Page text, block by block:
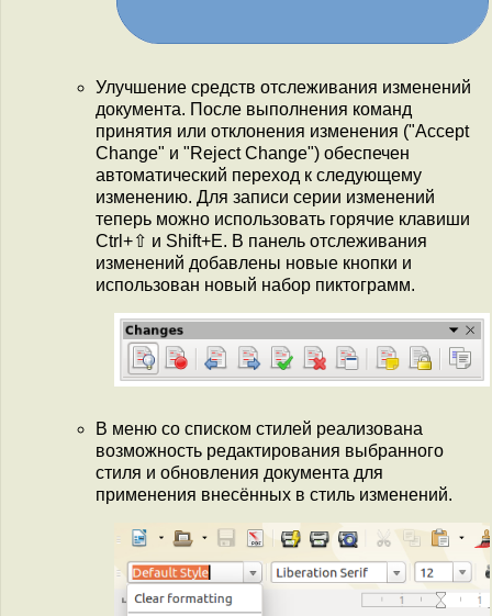
Улучшение средств отслеживания изменений
документа. После выполнения команд
принятия или отклонения изменения ("Accept
Change" и "Reject Change") обеспечен
автоматический переход к следующему
изменению. Для записи серии изменений
теперь можно использовать горячие клавиши
Ctrl+⇧ и Shift+E. В панель отслеживания
изменений добавлены новые кнопки и
использован новый набор пиктограмм.
В меню со списком стилей реализована
возможность редактирования выбранного
стиля и обновления документа для
применения внесённых в стиль изменений.